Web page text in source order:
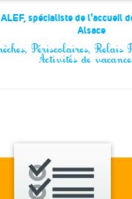
ALEF, spécialiste de l'accueil
Alsace
Périscolaires, Relais
Activités de